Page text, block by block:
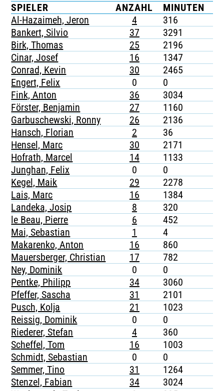
TICKETING
SPIELER
ANZAHL MINUTEN
Al-Hazaimeh, Jeron
4 316
Bankert, Silvio
37 3291
Birk, Thomas
25 2196
Cinar, Josef
16 1347
Conrad, Kevin
30 2465
Engert, Felix
0 0
Fink, Anton
36 3034
Förster, Benjamin
27 1160
Garbuschewski, Ronny
26 2136
Hansch, Florian
2 36
Hensel, Marc
30 2171
Hofrath, Marcel
14 1133
Junghan, Felix
0 0
Kegel, Maik
29 2278
Lais, Marc
16 1384
Landeka, Josip
8 320
le Beau, Pierre
6 452
Mai, Sebastian
1 4
Makarenko, Anton
16 860
Mauersberger, Christian
17 782
Ney, Dominik
0 0
Pentke, Philipp
34 3060
Pfeffer, Sascha
31 2101
Pusch, Kolja
21 1023
Reissig, Dominik
0 0
Riederer, Stefan
4 360
Scheffel, Tom
16 1003
Schmidt, Sebastian
0 0
Semmer, Tino
31 1264
Stenzel, Fabian
34 3024